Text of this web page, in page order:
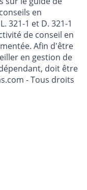
sur le guide de
en
321-1 et D. 321-1
de conseil en
Afin d'être
en gestion de
doit être